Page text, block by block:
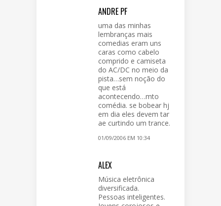
ANDRE PF
uma das minhas
lembranças mais
comedias eram uns
caras como cabelo
comprido e camiseta
do AC/DC no meio da
pista…sem noção do
que está
acontecendo…mto
comédia. se bobear hj
em dia eles devem tar
ae curtindo um trance.
01/09/2006 EM 10:34
ALEX
Música eletrônica
diversificada.
Pessoas inteligentes.